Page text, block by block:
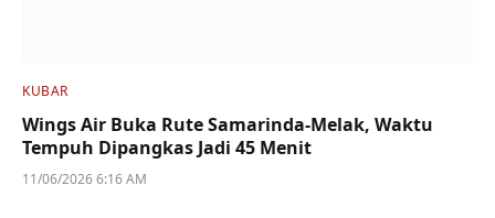
KUBAR
Wings Air Buka Rute Samarinda-Melak, Waktu
Tempuh Dipangkas Jadi 45 Menit
11/06/2026 6:16 AM